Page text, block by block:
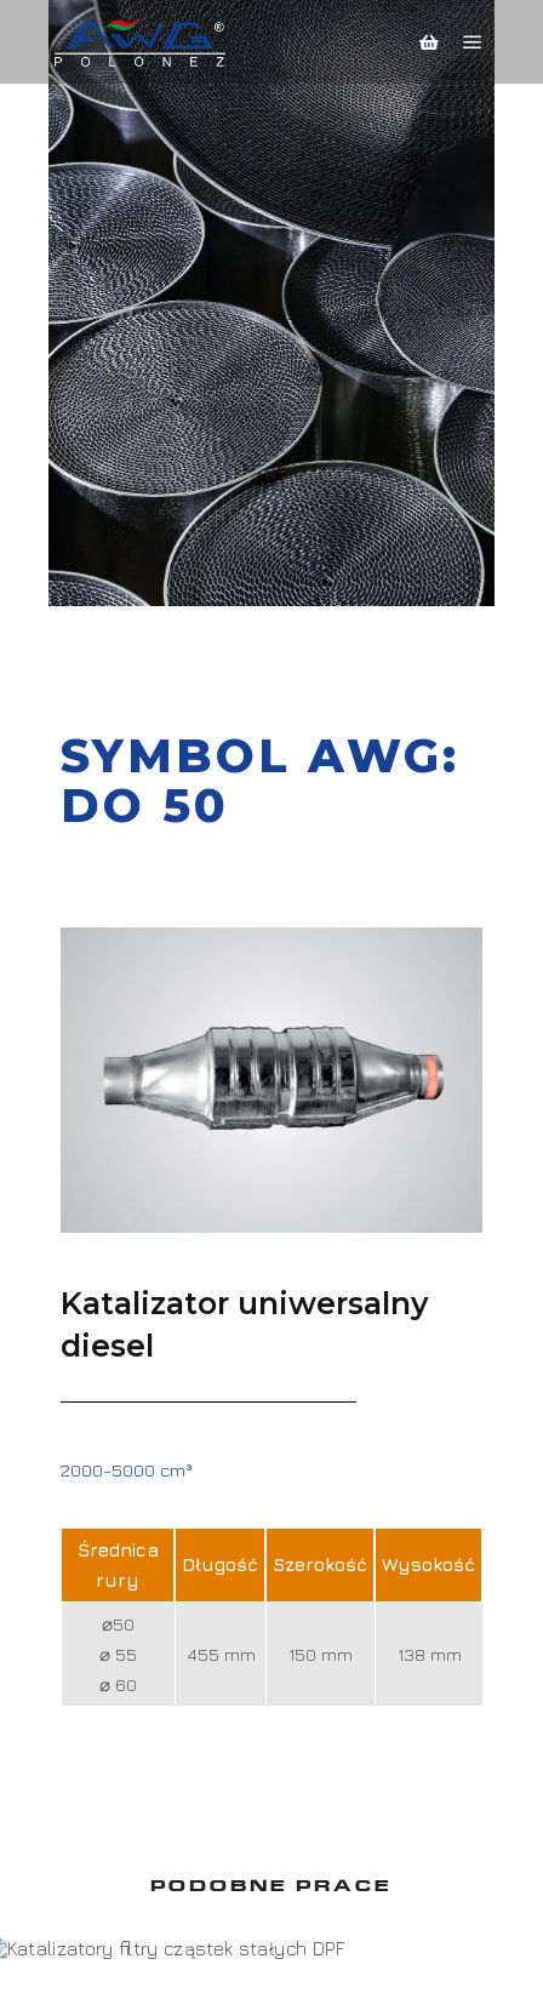
SYMBOL AWG:
DO 50
Katalizator uniwersalny
diesel
2000-5000 cm³
Średnica
rury
Długość Szerokość Wysokość
⌀50
⌀ 55
⌀ 60
455 mm 150 mm 138 mm
PODOBNE PRACE